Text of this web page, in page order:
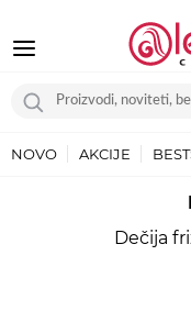
NOVO AKCIJE
Dečija